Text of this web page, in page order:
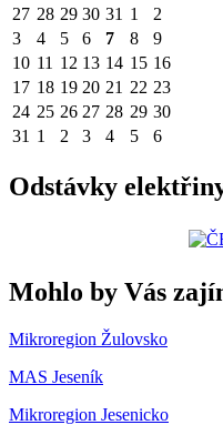
27 28 29 30 31 1
2
3
4 5 6 7 8
9
10 11 12 13 14 15 16
17 18 19 20 21 22 23
24 25 26 27 28 29 30
31 1 2 3 4 5 6
Odstávky
Mohlo by Vás
Mikroregion Žulovsko
MAS Jeseník
Mikroregion Jesenicko